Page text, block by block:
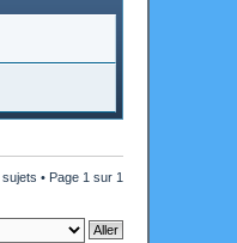
sujets • Page 1 sur 1